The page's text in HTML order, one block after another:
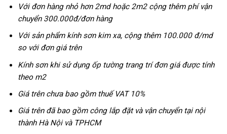
Với đơn hàng nhỏ hơn 2md hoặc 2m2 cộng thêm phí vận
chuyển 300.000đ/đơn hàng
Với sản phẩm kính sơn kim xa, cộng thêm 100.000 đ/md
so với đơn giá trên
Kính sơn khi sử dụng ốp tường trang trí đơn giá được tính
theo m2
Giá trên chưa bao gồm thuế VAT 10%
Giá trên đã bao gồm công lắp đặt và vận chuyển tại nội
thành Hà Nội và TPHCM